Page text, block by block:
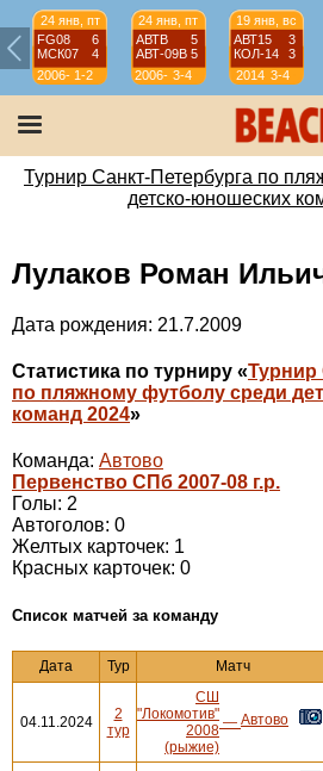
24 янв, пт
FG08
6
МСК07
4
2006-
07
1-2
24 янв, пт
АВТВ
5
АВТ-09B 5
2006-
07
3-4
19 янв, вс
АВТ15
3
КОЛ-14
3
2014 3-4
Турнир Санкт-Петербурга по
детско-юношеских
Лулаков Роман
Дата рождения: 21.7.2009
Статистика по турниру «Турнир
по пляжному футболу среди
команд 2024»
Команда: Автово
Первенство СПб 2007-08 г.р.
Голы: 2
Автоголов: 0
Желтых карточек: 1
Красных карточек: 0
Cписок матчей за команду
Дата Тур Матч
04.11.2024
2
тур
СШ
"Локомотив"
2008
(рыжие)
— Автово